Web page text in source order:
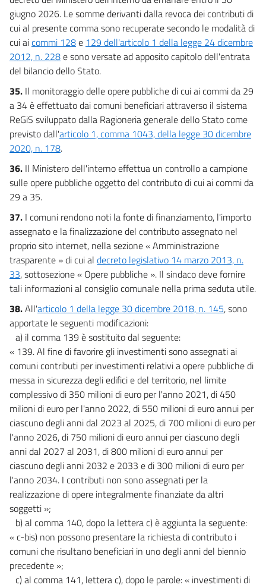
giugno 2026. Le somme derivanti dalla revoca dei contributi di
cui al presente comma sono recuperate secondo le modalità di
cui aicommi 128e 129 dell'articolo 1 della legge 24 dicembre
2012, n. 228e sono versate ad apposito capitolo dell'entrata
del bilancio dello Stato.
35. Il monitoraggio delle opere pubbliche di cui ai commi da 29
a 34 è effettuato dai comuni beneficiari attraverso il sistema
ReGiS sviluppato dalla Ragioneria generale dello Stato come
previsto dall'articolo 1, comma 1043, della legge 30 dicembre
2020, n. 178.
36. Il Ministero dell'interno effettua un controllo a campione
sulle opere pubbliche oggetto del contributo di cui ai commi da
29 a 35.
37. I comuni rendono noti la fonte di finanziamento, l'importo
assegnato e la finalizzazione del contributo assegnato nel
proprio sito internet, nella sezione « Amministrazione
trasparente » di cui al decreto legislativo 14 marzo 2013, n.
33, sottosezione « Opere pubbliche ». Il sindaco deve fornire
tali informazioni al consiglio comunale nella prima seduta utile.
38.All'articolo 1 della legge 30 dicembre 2018, n. 145, sono
apportate le seguenti modificazioni:
a) il comma 139 è sostituito dal seguente:
« 139. Al fine di favorire gli investimenti sono assegnati ai
comuni contributi per investimenti relativi a opere pubbliche di
messa in sicurezza degli edifici e del territorio, nel limite
complessivo di 350 milioni di euro per l'anno 2021, di 450
milioni di euro per l'anno 2022, di 550 milioni di euro annui per
ciascuno degli anni dal 2023 al 2025, di 700 milioni di euro per
l'anno 2026, di 750 milioni di euro annui per ciascuno degli
anni dal 2027 al 2031, di 800 milioni di euro annui per
ciascuno degli anni 2032 e 2033 e di 300 milioni di euro per
l'anno 2034. I contributi non sono assegnati per la
realizzazione di opere integralmente finanziate da altri
soggetti »;
b) al comma 140, dopo la lettera c) è aggiunta la seguente:
« c-bis) non possono presentare la richiesta di contributo i
comuni che risultano beneficiari in uno degli anni del biennio
precedente »;
c) al comma 141, lettera c), dopo le parole: « investimenti di